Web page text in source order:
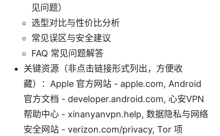
见问题）
选型对比与性价比分析
常见误区与安全建议
FAQ 常见问题解答
关键资源（非点击链接形式列出，方便收
藏）：Apple 官方网站 - apple.com, Android
官方文档 - developer.android.com, 心安VPN
帮助中心 - xinanyanvpn.help, 数据隐私与网络
安全网站 - verizon.com/privacy, Tor 项